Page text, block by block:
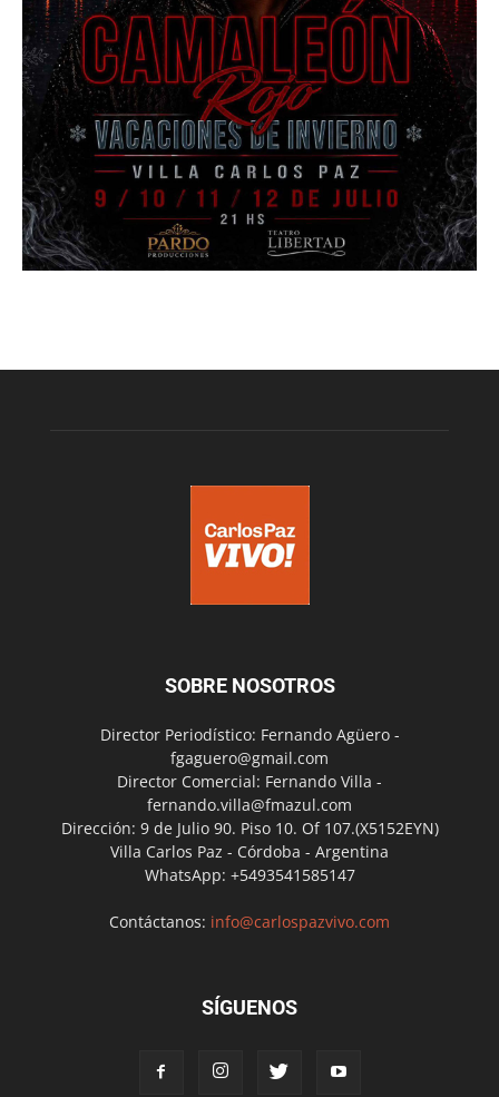
SOBRE NOSOTROS
Director Periodístico: Fernando Agüero -
fgaguero@gmail.com
Director Comercial: Fernando Villa -
fernando.villa@fmazul.com
Dirección: 9 de Julio 90. Piso 10. Of 107.(X5152EYN)
Villa Carlos Paz - Córdoba - Argentina
WhatsApp: +5493541585147
Contáctanos: info@carlospazvivo.com
SÍGUENOS